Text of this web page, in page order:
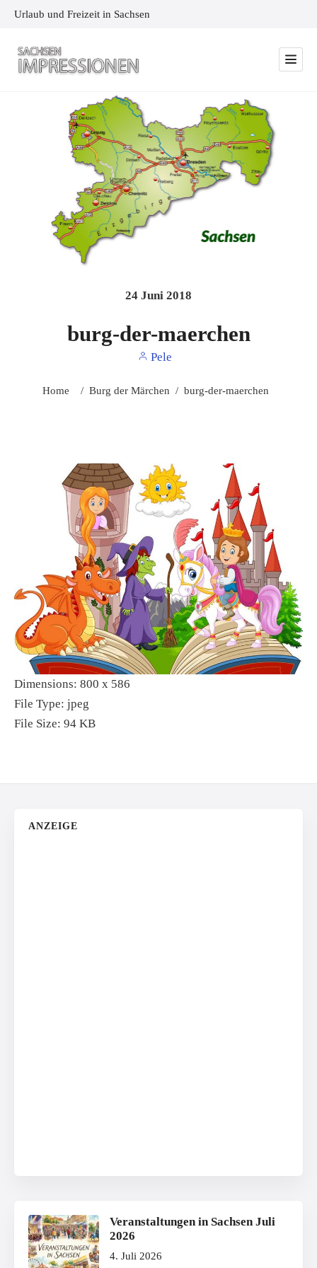
Urlaub und Freizeit in Sachsen
24 Juni 2018
burg-der-maerchen
Pele
Home / Burg der Märchen / burg-der-maerchen
Dimensions: 800 x 586
File Type: jpeg
File Size: 94 KB
ANZEIGE
Veranstaltungen in Sachsen Juli
2026
4. Juli 2026